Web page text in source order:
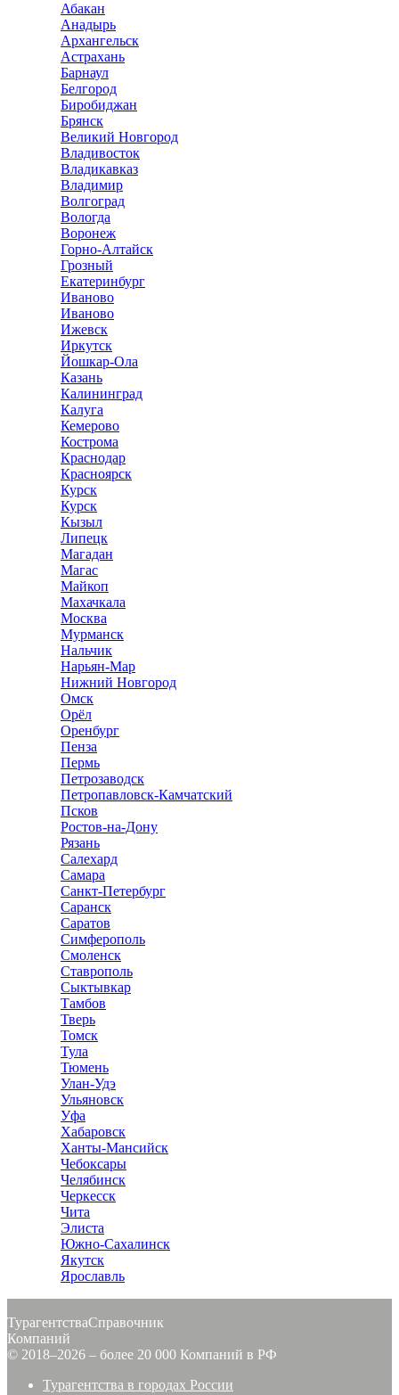
Абакан
Анадырь
Архангельск
Астрахань
Барнаул
Белгород
Биробиджан
Брянск
Великий Новгород
Владивосток
Владикавказ
Владимир
Волгоград
Вологда
Воронеж
Горно-Алтайск
Грозный
Екатеринбург
Иваново
Иваново
Ижевск
Иркутск
Йошкар-Ола
Казань
Калининград
Калуга
Кемерово
Кострома
Краснодар
Красноярск
Курск
Курск
Кызыл
Липецк
Магадан
Магас
Майкоп
Махачкала
Москва
Мурманск
Нальчик
Нарьян-Мар
Нижний Новгород
Омск
Орёл
Оренбург
Пенза
Пермь
Петрозаводск
Петропавловск-Камчатский
Псков
Ростов-на-Дону
Рязань
Салехард
Самара
Санкт-Петербург
Саранск
Саратов
Симферополь
Смоленск
Ставрополь
Сыктывкар
Тамбов
Тверь
Томск
Тула
Тюмень
Улан-Удэ
Ульяновск
Уфа
Хабаровск
Ханты-Мансийск
Чебоксары
Челябинск
Черкесск
Чита
Элиста
Южно-Сахалинск
Якутск
Ярославль
ТурагентстваСправочник
Компаний
© 2018–2026 – более 20 000 Компаний в РФ
Турагентства в городах России